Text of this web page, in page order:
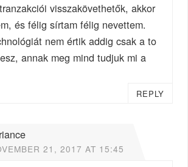
visszakövethetők, akkor
és félig sírtam félig nevettem.
nem értik addig csak a to
annak meg mind tudjuk mi a
REPLY
21, 2017 AT 15:45